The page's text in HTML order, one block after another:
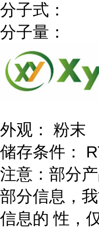
分子式：
分子量：
外观： 粉末
储存条件：
注意：部分
部分信息，
信息的 性，